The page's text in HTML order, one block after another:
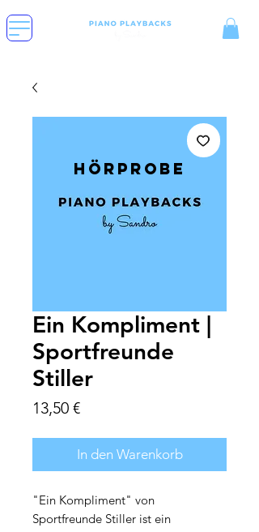
Ein Kompliment |
Sportfreunde
Stiller
13,50 €Preis
In den Warenkorb
"Ein Kompliment" von
Sportfreunde Stiller ist ein
Hörprobe